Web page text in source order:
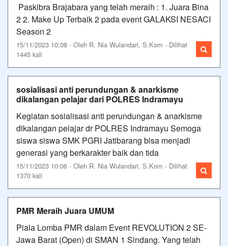
Paskibra Brajabara yang telah meraih : 1. Juara Bina
2 2. Make Up Terbaik 2 pada event GALAKSI NESACI
Season 2
15/11/2023 10:08 - Oleh R. Nia Wulandari, S.Kom - Dilihat
1445 kali
sosialisasi anti perundungan & anarkisme
dikalangan pelajar dari POLRES Indramayu
Kegiatan sosialisasi anti perundungan & anarkisme
dikalangan pelajar dr POLRES Indramayu Semoga
siswa siswa SMK PGRI Jatibarang bisa menjadi
generasi yang berkarakter baik dan tida
15/11/2023 10:06 - Oleh R. Nia Wulandari, S.Kom - Dilihat
1370 kali
PMR Meraih Juara UMUM
Piala Lomba PMR dalam Event REVOLUTION 2 SE-
Jawa Barat (Open) di SMAN 1 Sindang. Yang telah